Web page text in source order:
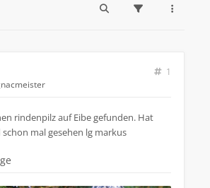
1
rindenpilz auf Eibe gefunden. Hat
mal gesehen lg markus